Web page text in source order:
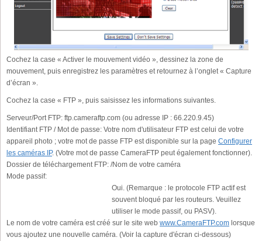
Cochez la case « Activer le mouvement vidéo », dessinez la zone de
mouvement, puis enregistrez les paramètres et retournez à l’onglet « Capture
d’écran ».
Cochez la case « FTP », puis saisissez les informations suivantes.
Serveur/Port FTP: ftp.cameraftp.com (ou adresse IP : 66.220.9.45)
Identifiant FTP / Mot de passe: Votre nom d'utilisateur FTP est celui de votre
appareil photo ; votre mot de passe FTP est disponible sur la page Configurer
les caméras IP. (Votre mot de passe CameraFTP peut également fonctionner).
Dossier de téléchargement FTP: /Nom de votre caméra
Mode passif:
Oui. (Remarque : le protocole FTP actif est
souvent bloqué par les routeurs. Veuillez
utiliser le mode passif, ou PASV).
Le nom de votre caméra est créé sur le site web www.CameraFTP.com lorsque
vous ajoutez une nouvelle caméra. (Voir la capture d'écran ci-dessous)